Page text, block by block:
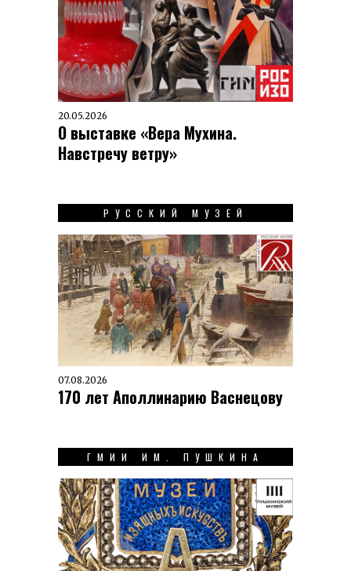
20.05.2026
О выставке «Вера Мухина.
Навстречу ветру»
РУССКИЙ МУЗЕЙ
07.08.2026
170 лет Аполлинарию Васнецову
ГМИИ ИМ. ПУШКИНА